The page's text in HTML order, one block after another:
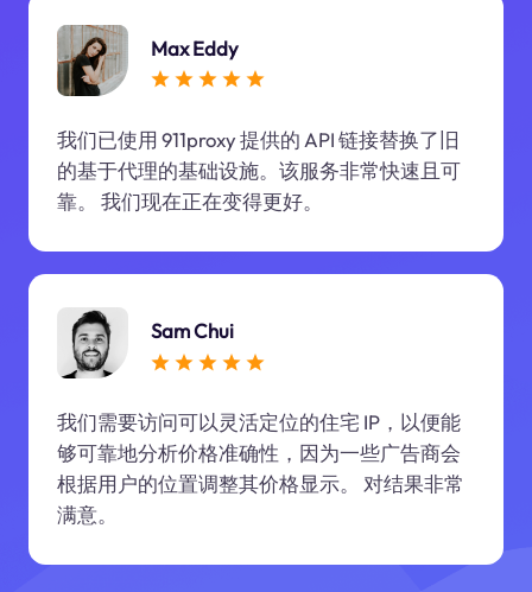
Max Eddy
我们已使用 911proxy 提供的 API 链接替换了旧
的基于代理的基础设施。该服务非常快速且可
靠。 我们现在正在变得更好。
Sam Chui
我们需要访问可以灵活定位的住宅 IP，以便能
够可靠地分析价格准确性，因为一些广告商会
根据用户的位置调整其价格显示。 对结果非常
满意。